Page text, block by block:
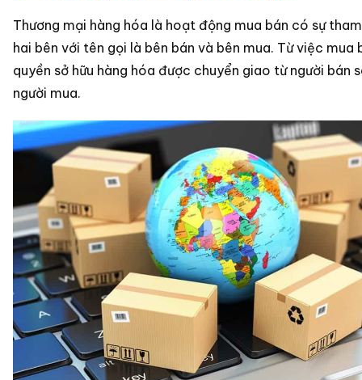
Thương mại hàng hóa là hoạt động mua bán có sự
hai bên với tên gọi là bên bán và bên mua. Từ việc mua
quyền sở hữu hàng hóa được chuyển giao từ người bán
người mua.